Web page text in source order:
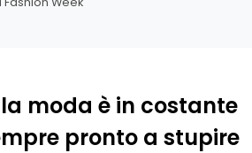
moda è in costante
pronto a stupire